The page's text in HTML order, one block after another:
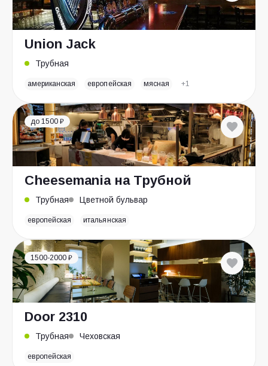
Union Jack
Трубная
американская европейская мясная +1
до 1500 ₽
Cheesemania на Трубной
Трубная Цветной бульвар
европейская итальянская
1500-2000 ₽
Door 2310
Трубная Чеховская
европейская